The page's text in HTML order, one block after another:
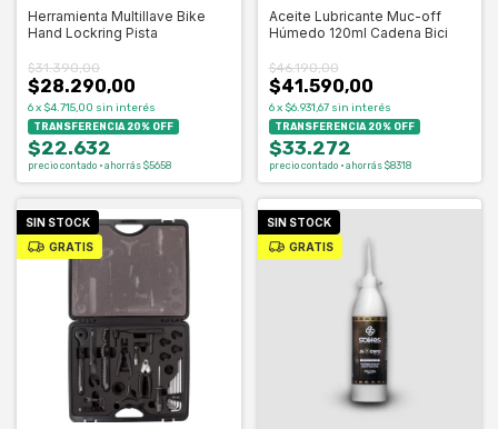
Herramienta Multillave Bike
Hand Lockring Pista
$28.290,00
$31.390,00
6x $4.715,00 sin interés
TRANSFERENCIA 20% OFF
$22.632
precio contado · ahorrás $5658
Aceite Lubricante Muc-off
Húmedo 120ml Cadena Bici
$41.590,00
$46.190,00
6 x $6.931,67 sin interés
TRANSFERENCIA 20% OFF
$33.272
precio contado · ahorrás $8318
SIN STOCK
GRATIS
SIN STOCK
GRATIS